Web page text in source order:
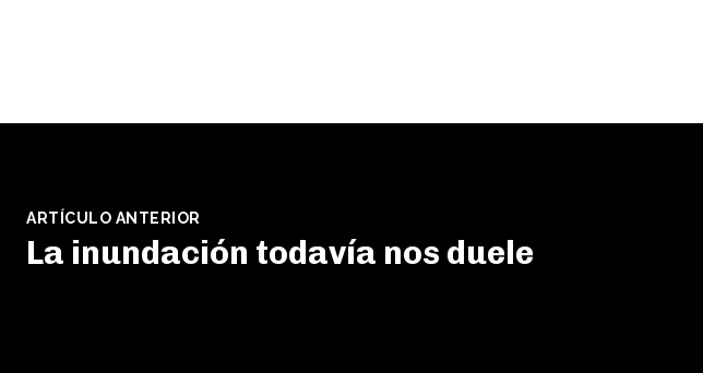
ARTÍCULO ANTERIOR
La inundación todavía nos duele